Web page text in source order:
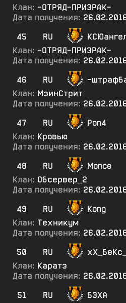
Клан: -ОТРЯД-ПРИЗРАК-
Дата получения:
45
RU
Клан: -ОТРЯД-ПРИЗРАК-
Дата получения:
46
RU
-
Клан: МэйнСтрит
Дата получения:
47
RU
Pon4
Клан: Кровью
Дата получения:
48
RU
Monce
Клан: Обсервер_2
Дата получения:
49
RU
Kong
Клан: Техникум
Дата получения:
50
RU
Клан: Каратэ
Дата получения:
51
RU
БЗХА